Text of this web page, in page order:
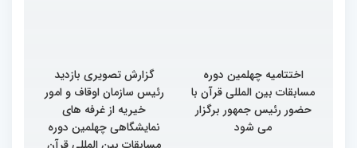
اختتامیه چهلمین دوره
گزارش تصویری بازدید